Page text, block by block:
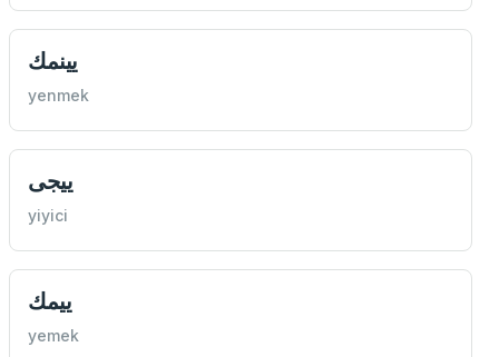
یینمك
yenmek
ییجی
yiyici
ییمك
yemek